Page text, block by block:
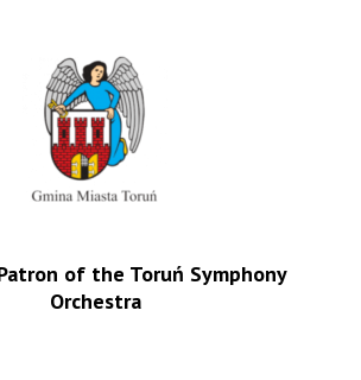
of the Toruń Symphony
Orchestra